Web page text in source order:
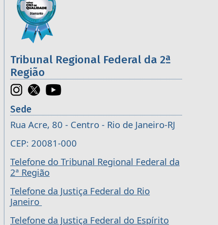
Tribunal Regional Federal da 2ª
Região
Sede
Rua Acre, 80 - Centro - Rio de Janeiro-RJ
CEP: 20081-000
Telefone do Tribunal Regional Federal da
2ª Região
Telefone da Justiça Federal do Rio
Janeiro
Telefone da Justiça Federal do Espírito